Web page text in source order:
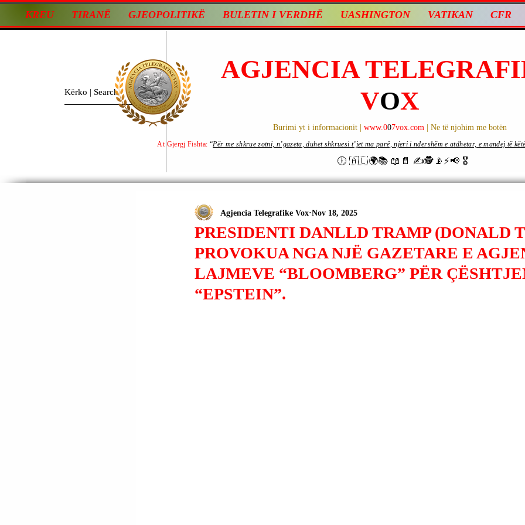
KREU TIRANË GJEOPOLITIKË BULETIN I VERDHË UASHINGTON VATIKAN CFR
AGJENCIA
VOX
Burimi yt i informacionit | www.007vox.com | Ne të njohim me botën
🕕 🇦🇱🌍📚 📖📄 ✍🕵️📡⚡️📢 🎖
At Gjergj Fishta: “Për me shkrue zotni, n’gazeta, duhet shkruesi t’jet ma parë, njeri i ndershëm e atdhetar, e mandej të
PRESIDENTI DANLLD TRAMP (DONALD
PROVOKUA NGA NJË GAZETARE E
LAJMEVE “BLOOMBERG” PËR
“EPSTEIN”.
Agjencia Telegrafike Vox Nov 18, 2025